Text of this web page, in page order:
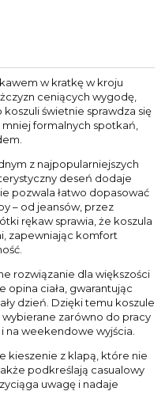
w kratkę w kroju
ceniących wygodę,
świetnie sprawdza się
formalnych spotkań,
z najpopularniejszych
deseń dodaje
pozwala łatwo dopasować
– od jeansów, przez
rękaw sprawia, że koszula
zapewniając komfort
rozwiązanie dla większości
opina ciała, gwarantując
dzień. Dzięki temu koszule
zarówno do pracy
na weekendowe wyjścia.
kieszenie z klapą, które nie
podkreślają casualowy
uwagę i nadaje